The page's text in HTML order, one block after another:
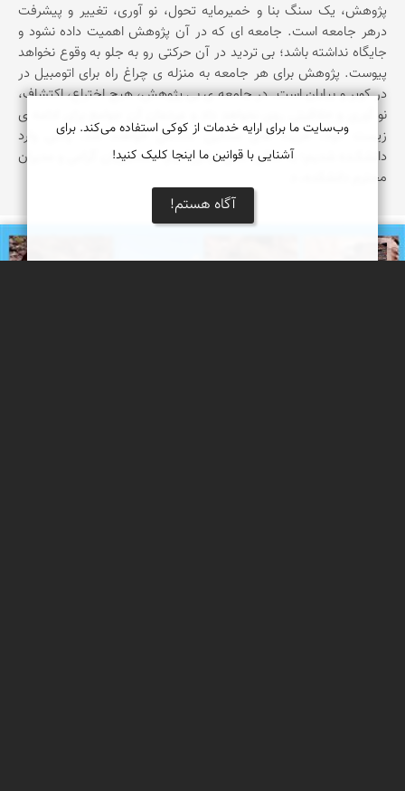
پژوهش، یک سنگ بنا و خمیرمایه تحول، نو آوری، تغییر و پیشرفت
درهر جامعه است. جامعه ای که در آن پژوهش اهمیت داده نشود و
جایگاه نداشته باشد؛ بی تردید در آن حرکتی رو به جلو به وقوع نخواهد
پیوست. پژوهش برای هر جامعه به منزله ی چراغ راه برای اتومبیل در
در کویر و بیابان است. در جامعه ی بی پژوهش، هیچ اختراع، اکتشاف،
نو آوری و خلاقیتی روی نخواهد داد و مردمان آن جوامع برای ادامه ی
زیست خود، هزینه های سنگین متحمل خواهند شد. وقتی وارد
دانشکــده شدیم؛ به سالن آمفی تیاتررفتیم. دانشجویان گرامی و مدیران
محترم دانشکده، د
محمد ناصری فرد
وب‌سایت ما برای ارایه خدمات از کوکی استفاده می‌کند. برای
آشنایی با قوانین ما اینجا کلیک کنید!
آگاه هستم!